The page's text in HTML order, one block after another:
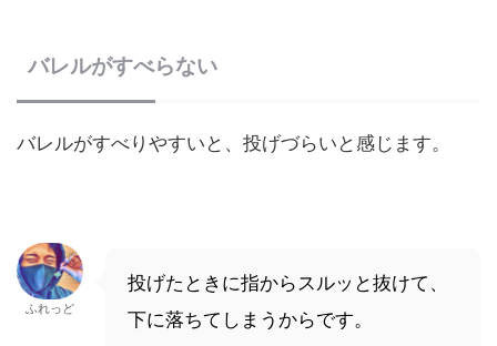
バレルがすべらない
バレルがすべりやすいと、投げづらいと感じます。
ふれっど
投げたときに指からスルッと抜けて、
下に落ちてしまうからです。